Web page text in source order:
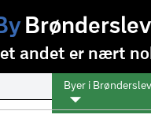
Brønderslev
andet er nært
Byer i